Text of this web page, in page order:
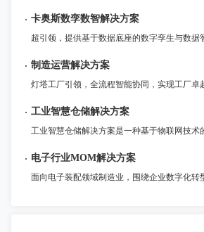
卡奥斯数孪数智解决方案
制造运营解决方案
工业智慧仓储解决方案
电子行业MOM解决方案